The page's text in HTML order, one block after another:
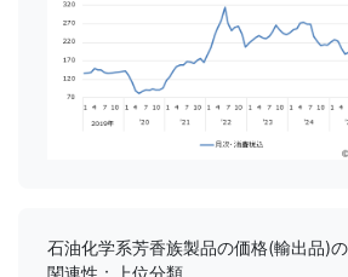
石油化学系芳香族製品の価格(輸出品)